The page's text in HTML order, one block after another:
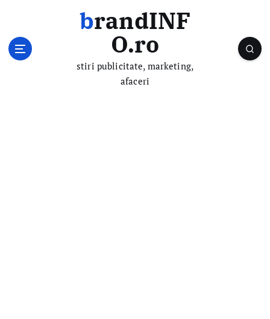
brandINF
O.ro
stiri publicitate, marketing,
afaceri